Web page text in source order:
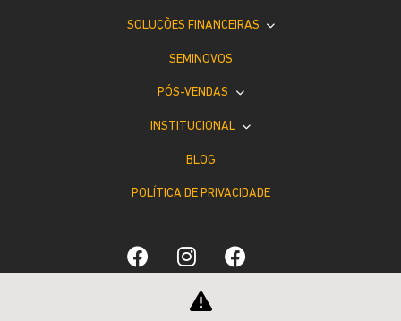
SOLUÇÕES FINANCEIRAS
SEMINOVOS
PÓS-VENDAS
INSTITUCIONAL
BLOG
POLÍTICA DE PRIVACIDADE